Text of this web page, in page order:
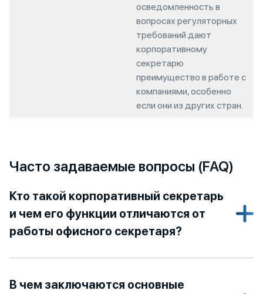
осведомленность в
вопросах регуляторных
требований дают
корпоративному
секретарю
преимущество в работе с
компаниями, особенно
если они из других стран.
Часто задаваемые вопросы (FAQ)
Кто такой корпоративный секретарь
и чем его функции отличаются от
работы офисного секретаря?
В чем заключаются основные